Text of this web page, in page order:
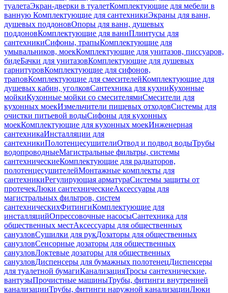
туалетаЭкран-дверки в туалетКомплектующие для мебели в
ванную Комплектующие для сантехникиЭкраны для ванн,
душевых поддоновОпоры для ванн, душевых
поддоновКомплектующие для ваннПлинтусы для
сантехникиСифоны, трапыКомплектующие для
умывальников, моекКомплектующие для унитазов, писсуаров,
бидеБачки для унитазовКомплектующие для душевых
гарнитуровКомплектующие для сифонов,
траповКомплектующие для смесителейКомплектующие для
душевых кабин, уголковСантехника для кухниКухонные
мойкиКухонные мойки со смесителямиСмесители для
кухонных моекИзмельчители пищевых отходовСистемы для
очистки питьевой водыСифоны для кухонных
моекКомплектующие для кухонных моекИнженерная
сантехникаИнсталляции для
сантехникиПолотенцесушителиОтвод и подвод водыТрубы
водопроводныеМагистральные фильтры, системы
сантехническиеКомплектующие для радиаторов,
полотенцесушителейМонтажные комплекты для
сантехникиРегулирующая арматураСистемы защиты от
протечекЛюки сантехническиеАксессуары для
магистральных фильтров, систем
сантехническихФитингиКомплектующие для
инсталляцийОпрессовочные насосыСантехника для
общественных местАксессуары для общественных
санузловСушилки для рукДозаторы для общественных
санузловСенсорные дозаторы для общественных
санузловЛоктевые дозаторы для общественных
санузловДиспенсеры для бумажных полотенецДиспенсеры
для туалетной бумагиКанализацияТросы сантехнические,
вантузыПрочистные машиныТрубы, фитинги внутренней
канализацииТрубы, фитинги наружной канализацииЛюки